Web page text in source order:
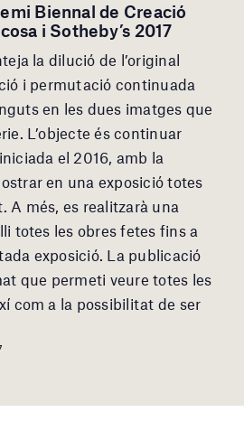
Biennal de Creació
i Sotheby’s 2017
la dilució de l’original
i permutació continuada
en les dues imatges que
L’objecte és continuar
el 2016, amb la
en una exposició totes
A més, es realitzarà una
totes les obres fetes fins a
exposició. La publicació
que permeti veure totes les
com a la possibilitat de ser